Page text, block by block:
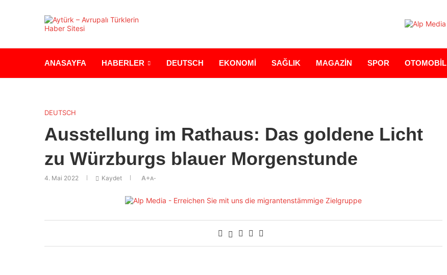
ANASAYFA HABERLER DEUTSCH EKONOMİ SAĞLIK MAGAZİN SPOR OTOMOBİL
DEUTSCH
Ausstellung im Rathaus: Das goldene Licht
zu Würzburgs blauer Morgenstunde
4. Mai 2022 Kaydet A+A-